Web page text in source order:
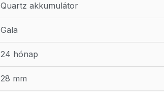
Quartz akkumulátor
Gala
24 hónap
28 mm